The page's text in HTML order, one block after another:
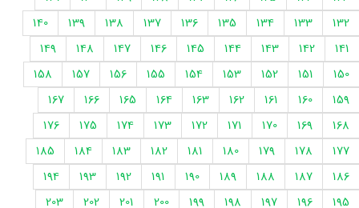
132
133
134
135
136
137
138
139
140
141
142
143
144
145
146
147
148
149
150
151
152
153
154
155
156
157
158
159
160
161
162
163
164
165
166
167
168
169
170
171
172
173
174
175
176
177
178
179
180
181
182
183
184
185
186
187
188
189
190
191
192
193
194
195
196
197
198
199
200
201
202
203